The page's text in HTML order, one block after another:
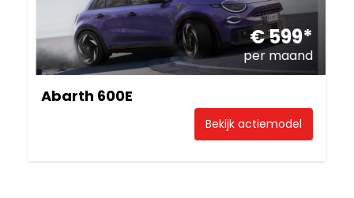
€ 599*
per maand
Abarth 600E
Bekijk actiemodel